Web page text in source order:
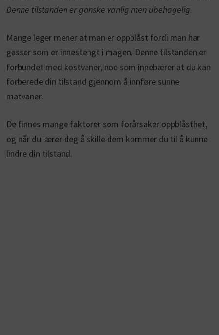
Denne tilstanden er ganske vanlig men ubehagelig.
Mange leger mener at man er oppblåst fordi man har
gasser som er innestengt i magen. Denne tilstanden er
forbundet med kostvaner, noe som innebærer at du kan
forberede din tilstand gjennom å innføre sunne
matvaner.
De finnes mange faktorer som forårsaker oppblåsthet,
og når du lærer deg å skille dem kommer du til å kunne
lindre din tilstand.